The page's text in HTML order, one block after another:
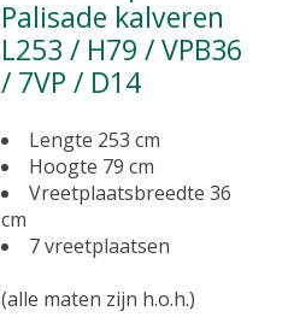
Palisade kalveren
L253 / H79 / VPB36
/ 7VP / D14
Lengte 253 cm
Hoogte 79 cm
Vreetplaatsbreedte 36
cm
7 vreetplaatsen
(alle maten zijn h.o.h.)